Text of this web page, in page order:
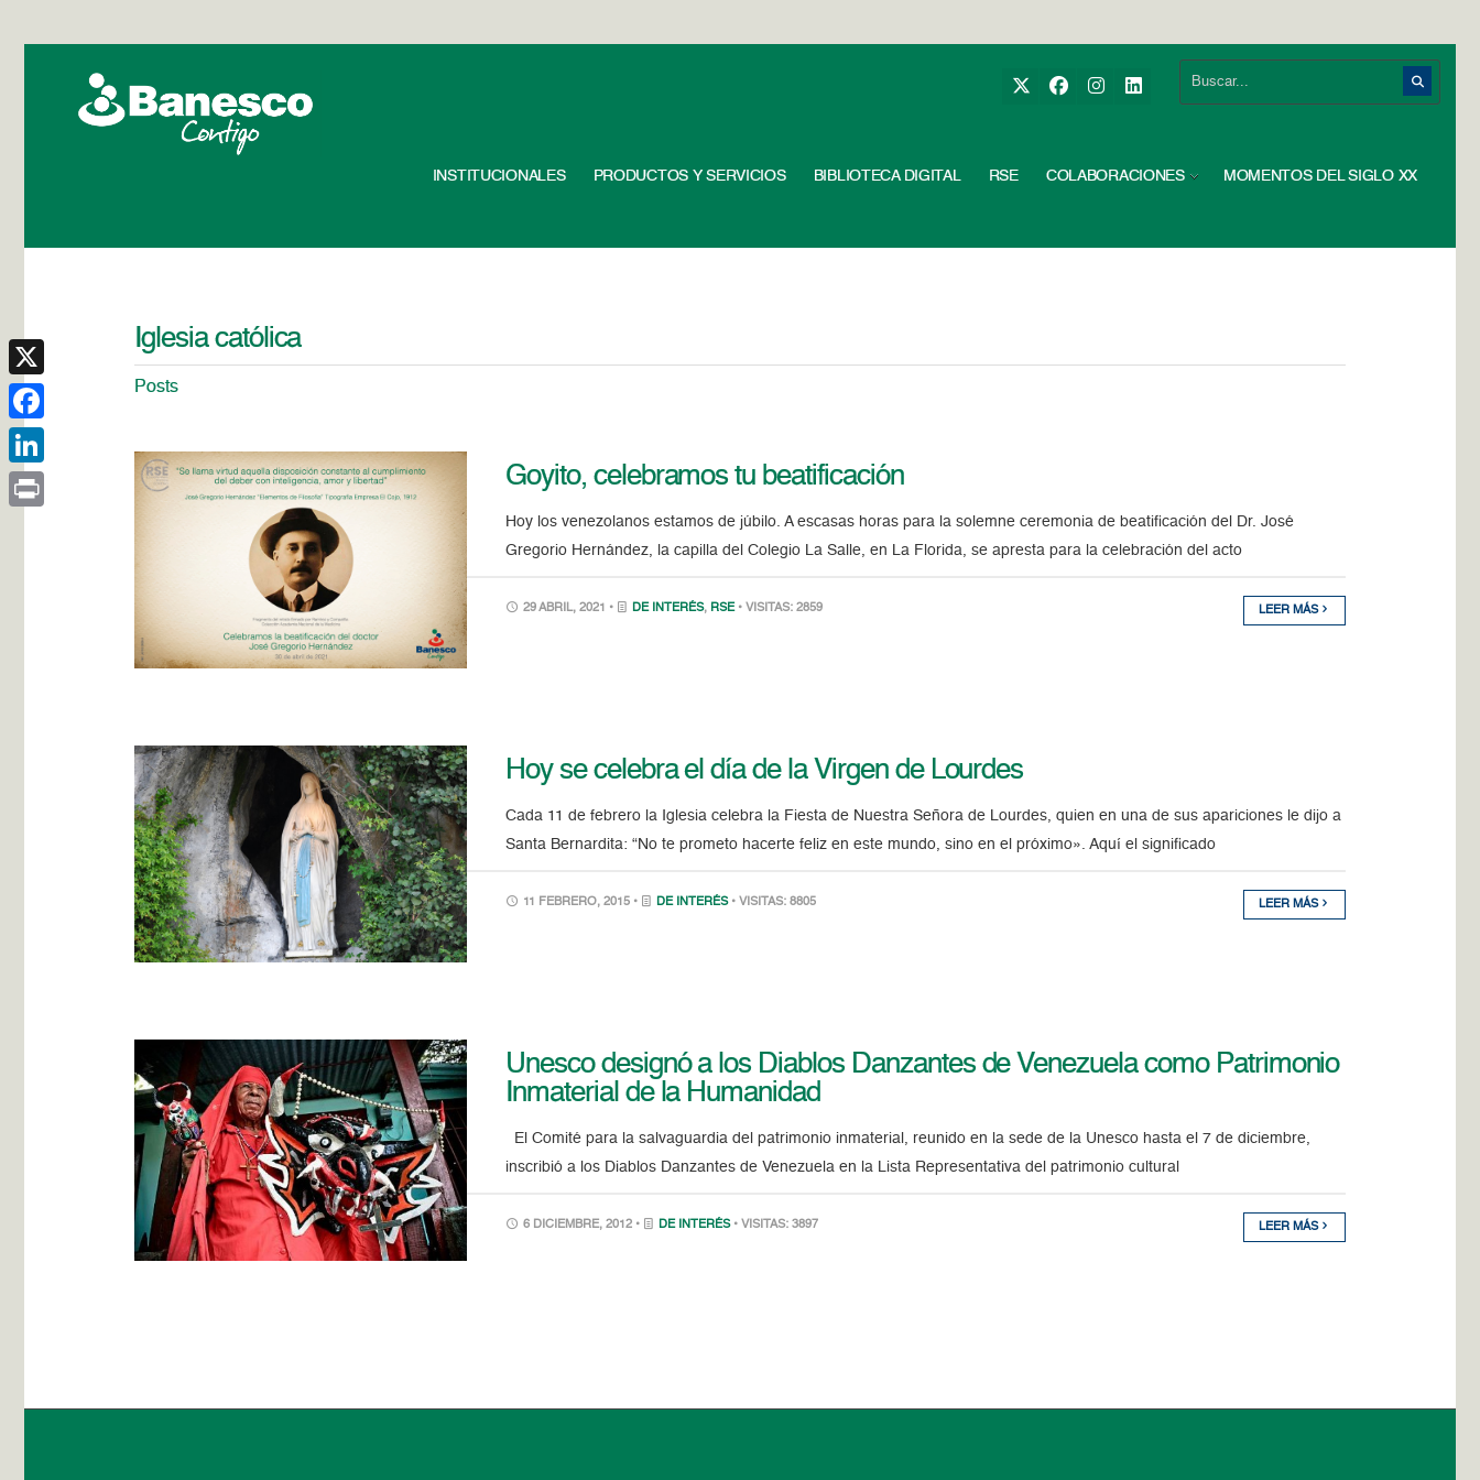
INSTITUCIONALES PRODUCTOS Y SERVICIOS BIBLIOTECA DIGITAL RSE COLABORACIONES MOMENTOS DEL SIGLO XX
Iglesia católica
Posts
Goyito, celebramos tu beatificación
Hoy los venezolanos estamos de júbilo. A escasas horas para la solemne ceremonia de beatificación del Dr. José
Gregorio Hernández, la capilla del Colegio La Salle, en La Florida, se apresta para la celebración del acto
29 ABRIL, 2021 • DE INTERÉS, RSE • VISITAS: 2859 LEER MÁS
Hoy se celebra el día de la Virgen de Lourdes
Cada 11 de febrero la Iglesia celebra la Fiesta de Nuestra Señora de Lourdes, quien en una de sus apariciones le dijo a
Santa Bernardita: “No te prometo hacerte feliz en este mundo, sino en el próximo». Aquí el significado
11 FEBRERO, 2015 • DE INTERÉS • VISITAS: 8805 LEER MÁS
Unesco designó a los Diablos Danzantes de Venezuela como Patrimonio
Inmaterial de la Humanidad
El Comité para la salvaguardia del patrimonio inmaterial, reunido en la sede de la Unesco hasta el 7 de diciembre,
inscribió a los Diablos Danzantes de Venezuela en la Lista Representativa del patrimonio cultural
6 DICIEMBRE, 2012 • DE INTERÉS • VISITAS: 3897 LEER MÁS
X
Facebook
LinkedIn